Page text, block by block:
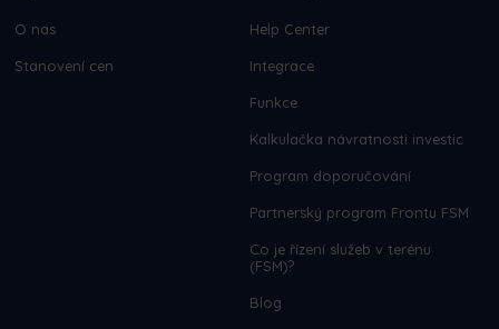
O nas
Stanovení cen
Help Center
Integrace
Funkce
Kalkulačka návratnosti investic
Program doporučování
Partnerský program Frontu FSM
Co je řízení služeb v terénu
(FSM)?
Blog